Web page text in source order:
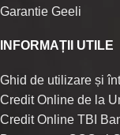
Garantie Geeli
INFORMAȚII UTILE
Ghid de utilizare și
Credit Online de la
Credit Online TBI